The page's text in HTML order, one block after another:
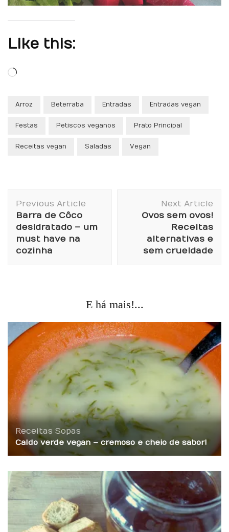
Like this:
Loading…
Arroz Beterraba Entradas Entradas vegan
Festas Petiscos veganos Prato Principal
Receitas vegan Saladas Vegan
Navigation
Previous Article
Barra de Côco
desidratado – um
must have na
cozinha
Next Article
Ovos sem ovos!
Receitas
alternativas e
sem crueldade
E há mais!...
Receitas Sopas
Caldo verde vegan – cremoso e cheio de sabor!